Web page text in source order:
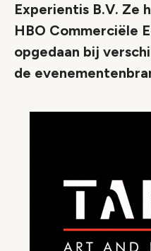
Experientis B.V. Ze
HBO Commerciële
opgedaan bij
de